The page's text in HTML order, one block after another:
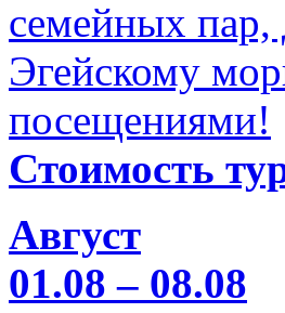
семейных пар,
Эгейскому
посещениями!
Стоимость
Август
01.08 – 08.08